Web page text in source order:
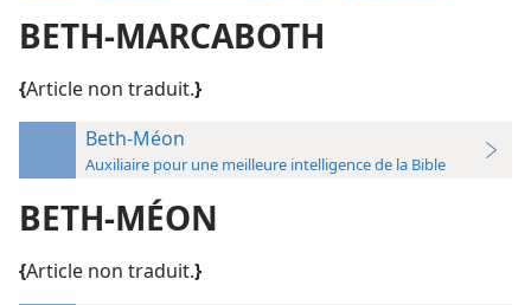
BETH-MARCABOTH
{Article non traduit.}
Beth-Méon
Auxiliaire pour une meilleure intelligence de la Bible
BETH-MÉON
{Article non traduit.}